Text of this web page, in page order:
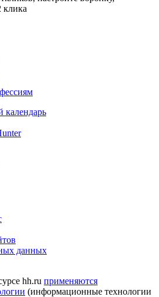
клика
календарь
данных
hh.ru применяются
(информационные технологии